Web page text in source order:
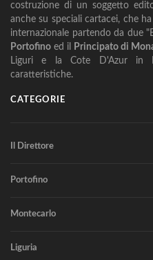
costruzione di un soggetto
anche su speciali cartacei, che
internazionale partendo da due
Portofino ed il Principato di
Liguri e la Cote D'Azur in
caratteristiche.
CATEGORIE
Il Direttore
Portofino
Montecarlo
Liguria